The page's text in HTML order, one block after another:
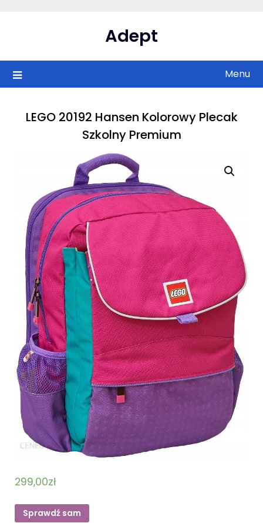
Adept
Menu
LEGO 20192 Hansen Kolorowy Plecak
Szkolny Premium
299,00zł
Sprawdź sam